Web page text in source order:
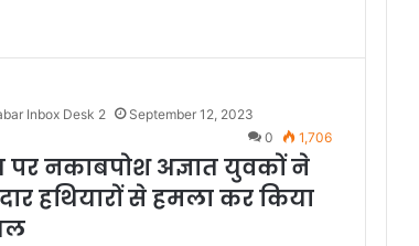
Inbox Desk 2
September 12, 2023
0
1,706
पर नकाबपोश अज्ञात युवकों ने
हथियारों से हमला कर किया